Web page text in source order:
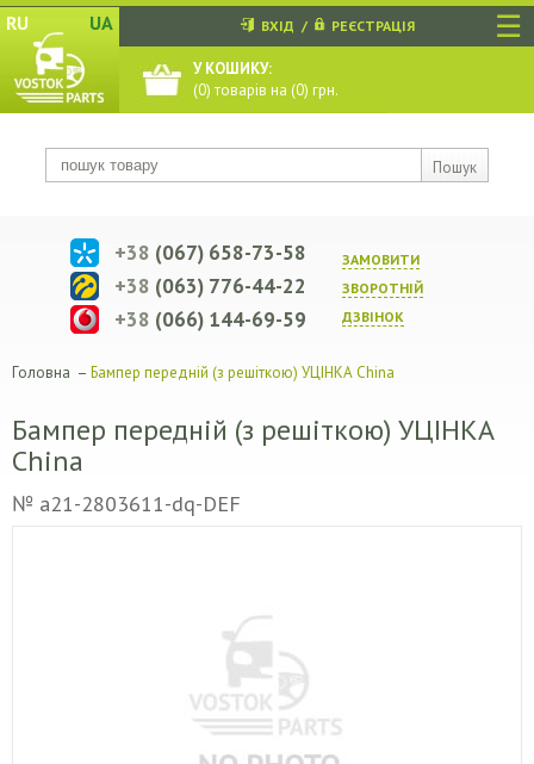
☰
RU UA
Пошук
ВХІД / РЕЄСТРАЦІЯ
У КОШИКУ:
(0) товарів на (0) грн.
ЗАМОВИТИ
ЗВОРОТНIЙ
ДЗВIНОК
+38 (067) 658-73-58
+38 (063) 776-44-22
+38 (066) 144-69-59
Головна – Бампер передній (з решіткою) УЦІНКА China
Бампер передній (з решіткою) УЦІНКА
China
№ a21-2803611-dq-DEF